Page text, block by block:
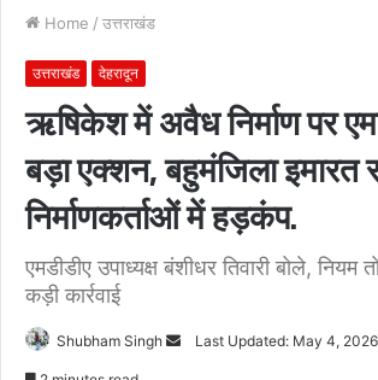
Home / उत्तराखंड
उत्तराखंड देहरादून
ऋषिकेश में अवैध निर्माण पर
बड़ा एक्शन, बहुमंजिला
निर्माणकर्ताओं में हड़कंप.
एमडीडीए उपाध्यक्ष बंशीधर तिवारी बोले, नियम
कड़ी कार्रवाई
Shubham Singh
SendLast Updated: May 4, 2026